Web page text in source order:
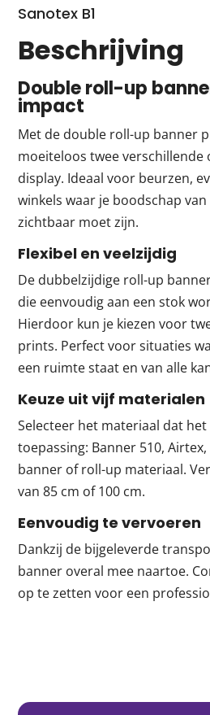
Beschrijving
Double roll-up
impact
Met de double roll-up banner
moeiteloos twee verschillende
display. Ideaal voor beurzen,
winkels waar je boodschap
zichtbaar moet zijn.
Flexibel en veelzijdig
De dubbelzijdige roll-up
die eenvoudig aan een stok
Hierdoor kun je kiezen voor
prints. Perfect voor situaties
een ruimte staat en van alle
Keuze uit vijf materialen
Selecteer het materiaal dat
toepassing: Banner 510,
banner of roll-up materiaal.
van 85 cm of 100 cm.
Eenvoudig te vervoeren
Dankzij de bijgeleverde
banner overal mee naartoe.
op te zetten voor een
Sanotex B1